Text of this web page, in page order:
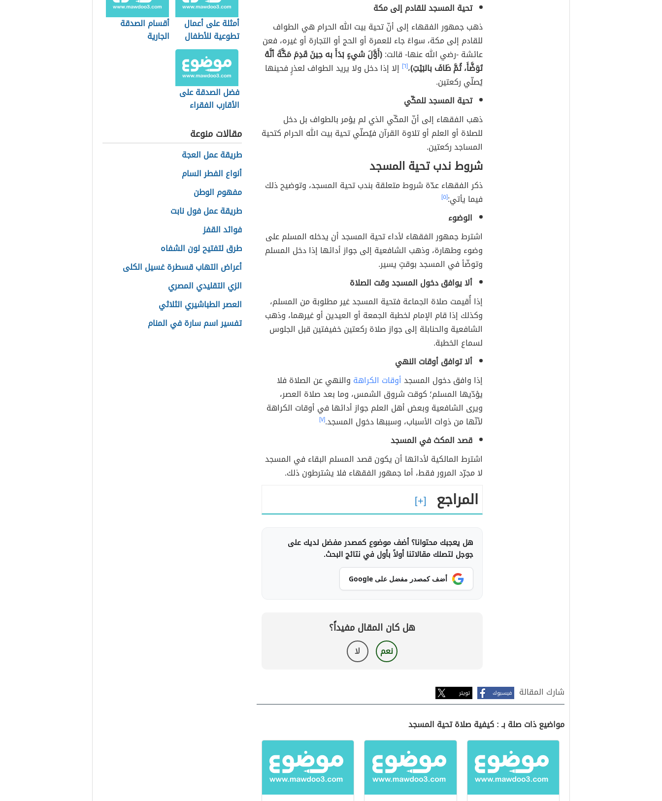
تحية المسجد للقادم إلى مكة
ذهب جمهور الفقهاء إلى أنّ تحية بيت الله الحرام هي الطواف
للقادم إلى مكة، سواءً جاء للعمرة أو الحج أو التجارة أو غيره، فعن
عائشة -رضي الله عنها- قالت:(أَوَّلَ شيءٍ بَدَأَ به حِينَ قَدِمَ مَكَّةَ أنَّهُ
تَوَضَّأَ، ثُمَّ طَافَ بالبَيْتِ)،[٦]
إلا إذا دخل ولا يريد الطواف لعذرٍ فحينها
يُصلّي ركعتين.
تحية المسجد للمكّي
ذهب الفقهاء إلى أنّ المكّي الذي لم يؤمر بالطواف بل دخل
للصلاة أو العلم أو تلاوة القرآن فيُصلّي تحية بيت الله الحرام كتحية
المساجد ركعتين.
شروط ندب تحية المسجد
ذكر الفقهاء عدّة شروط متعلقة بندب تحية المسجد، وتوضيح ذلك
فيما يأتي:[٥]
الوضوء
اشترط جمهور الفقهاء لأداء تحية المسجد أن يدخله المسلم على
وضوء وطهارة، وذهب الشافعية إلى جواز أدائها إذا دخل المسلم
وتوضّأ في المسجد بوقتٍ يسير.
ألا يوافق دخول المسجد وقت الصلاة
إذا أُقيمت صلاة الجماعة فتحية المسجد غير مطلوبة من المسلم،
وكذلك إذا قام الإمام لخطبة الجمعة أو العيدين أو غيرهما، وذهب
الشافعية والحنابلة إلى جواز صلاة ركعتين خفيفتين قبل الجلوس
لسماع الخطبة.
ألا توافق أوقات النهي
إذا وافق دخول المسجدأوقات الكراهة والنهي عن الصلاة فلا
يؤدّيها المسلم؛ كوقت شروق الشمس، وما بعد صلاة العصر،
ويرى الشافعية وبعض أهل العلم جواز أدائها في أوقات الكراهة
لأنّها من ذوات الأسباب، وسببها دخول المسجد.[٧]
قصد المكث في المسجد
اشترط المالكية لأدائها أن يكون قصد المسلم البقاء في المسجد
لا مجرّد المرور فقط، أما جمهور الفقهاء فلا يشترطون ذلك.
المراجع
هل يعجبك محتوانا؟ أضف موضوع كمصدر مفضل لديك على
جوجل لتصلك مقالاتنا أولاً بأول في نتائج البحث.
أضف كمصدر مفضل على Google
هل كان المقال مفيداً؟
نعم لا
شارك المقالة فيسبوك تويتر
مواضيع ذات صلة بـ : كيفية صلاة تحية المسجد
أمثلة على أعمال
تطوعية للأطفال
أقسام الصدقة
الجارية
فضل الصدقة على
الأقارب الفقراء
مقالات منوعة
طريقة عمل العجة
أنواع الفطر السام
مفهوم الوطن
طريقة عمل فول نابت
فوائد القفز
طرق لتفتيح لون الشفاه
أعراض التهاب قسطرة غسيل الكلى
الزي التقليدي المصري
العصر الطباشيري الثلاثي
تفسير اسم سارة في المنام